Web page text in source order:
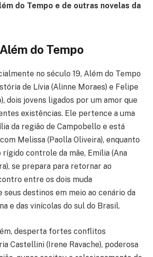
do Tempo e de outras novelas da
do Tempo
no século 19, Além do Tempo
de Lívia (Alinne Moraes) e Felipe
dois jovens ligados por um amor que
existências. Ele pertence a uma
da região de Campobello e está
Melissa (Paolla Oliveira), enquanto
rígido controle da mãe, Emília (Ana
se prepara para retornar ao
entre os dois muda
destinos em meio ao cenário da
e das vinícolas do sul do Brasil.
desperta fortes conflitos
Castellini (Irene Ravache), poderosa